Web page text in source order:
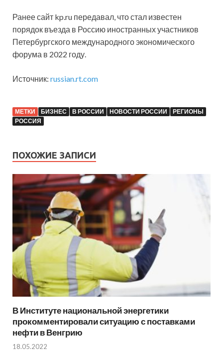
Ранее сайт kp.ru передавал, что стал известен
порядок въезда в Россию иностранных участников
Петербургского международного экономического
форума в 2022 году.
Источник: russian.rt.com
МЕТКИ БИЗНЕС В РОССИИ НОВОСТИ РОССИИ
РЕГИОНЫ
РОССИЯ
ПОХОЖИЕ ЗАПИСИ
В Институте национальной энергетики
прокомментировали ситуацию с поставками
нефти в Венгрию
18.05.2022